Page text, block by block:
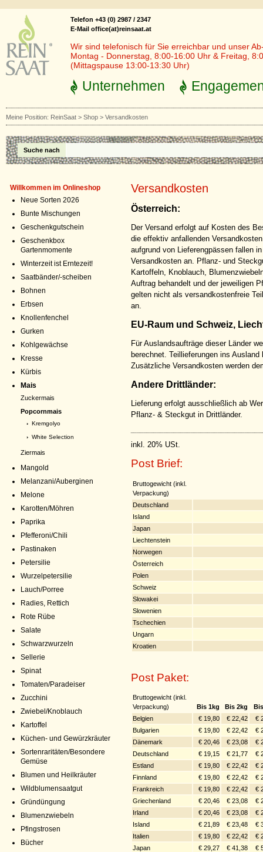
Telefon +43 (0) 2987 / 2347
E-Mail office(at)reinsaat.at
Wir sind telefonisch für Sie erreichbar und unser
Montag - Donnerstag, 8:00-16:00 Uhr & Freitag,
(Mittagspause 13:00-13:30 Uhr)
Unternehmen
Meine Position: ReinSaat > Shop > Versandkosten
Suche nach
Willkommen im Onlineshop
Neue Sorten 2026
Bunte Mischungen
Geschenkgutschein
Geschenkbox
Gartenmomente
Winterzeit ist Erntezeit!
Saatbänder/-scheiben
Bohnen
Erbsen
Knollenfenchel
Gurken
Kohlgewächse
Kresse
Kürbis
Mais
Zuckermais
Popcornmais
› Kremgolyo
› White Selection
Ziermais
Mangold
Melanzani/Auberginen
Melone
Karotten/Möhren
Paprika
Pfefferoni/Chili
Pastinaken
Petersilie
Wurzelpetersilie
Lauch/Porree
Radies, Rettich
Rote Rübe
Salate
Schwarzwurzeln
Sellerie
Spinat
Tomaten/Paradeiser
Zucchini
Zwiebel/Knoblauch
Kartoffel
Küchen- und Gewürzkräuter
Sortenraritäten/Besondere
Gemüse
Blumen und Heilkräuter
Wildblumensaatgut
Gründüngung
Blumenzwiebeln
Pfingstrosen
Bücher
Versandkosten
Österreich:
Der Versand erfolgt auf Kosten des
die effektiv anfallenden
aufgrund von Lieferengpässen fallen
Versandkosten an. Pflanz- und
Kartoffeln, Knoblauch,
Auftrag behandelt und der jeweiligen
gelten nicht als versandkostenfreie
an.
EU-Raum und Schweiz,
Für Auslandsaufträge dieser Länder
berechnet. Teillieferungen ins
Zusätzliche Versandkosten werden
Andere Drittländer:
Lieferung erfolgt ausschließlich ab
Pflanz- & Steckgut in Drittländer.
inkl. 20% USt.
Post Brief:
Bruttogewicht (inkl.
Verpackung)
Deutschland
Island
Japan
Liechtenstein
Norwegen
Österreich
Polen
Schweiz
Slowakei
Slowenien
Tschechien
Ungarn
Kroatien
Post Paket:
Bruttogewicht (inkl.
Verpackung)
Bis 1kg Bis 2kg
Belgien
€ 19,80 € 22,42
€
Bulgarien
€ 19,80 € 22,42
€
Dänemark
€ 20,46 € 23,08
€
Deutschland
€ 19,15 € 21,77
€
Estland
€ 19,80 € 22,42
€
Finnland
€ 19,80 € 22,42
€
Frankreich
€ 19,80 € 22,42
€
Griechenland
€ 20,46 € 23,08
€
Irland
€ 20,46 € 23,08
€
Island
€ 21,89 € 23,48
€
Italien
€ 19,80 € 22,42
€
Japan
€ 29,27 € 41,38
€